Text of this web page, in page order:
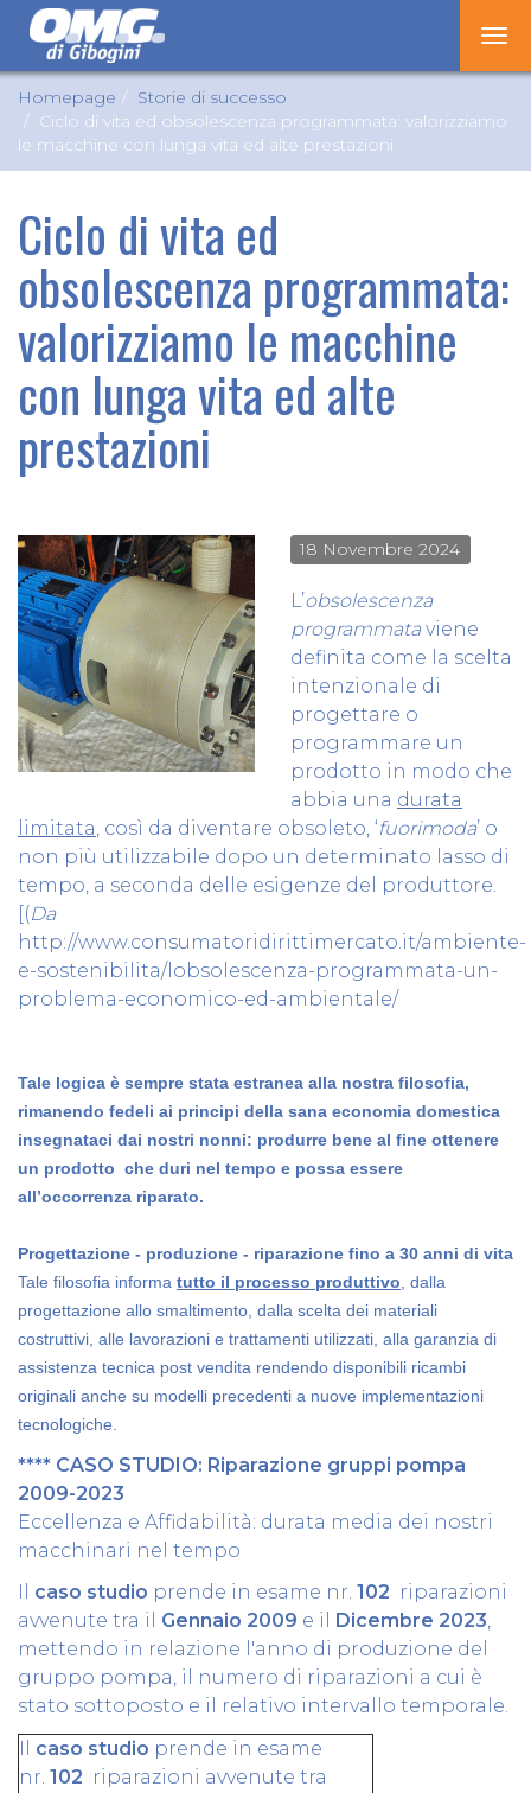
Homepage
Storie di successo
Ciclo di vita ed obsolescenza programmata: valorizziamo
le macchine con lunga vita ed alte prestazioni
Ciclo di vita ed
obsolescenza programmata:
valorizziamo le macchine
con lunga vita ed alte
prestazioni
18 Novembre 2024
L’obsolescenza
programmataviene
definita come la scelta
intenzionale di
progettare o
programmare un
prodotto in modo che
abbia una durata
limitata, così da diventare obsoleto, ‘fuorimoda’ o
non più utilizzabile dopo un determinato lasso di
tempo, a seconda delle esigenze del produttore.
[(Da
http://www.consumatoridirittimercato.it/ambiente-
e-sostenibilita/lobsolescenza-programmata-un-
problema-economico-ed-ambientale/
Tale logica è sempre stata estranea alla nostra filosofia,
rimanendo fedeli ai principi della sana economia domestica
insegnataci dai nostri nonni: produrre bene al fine ottenere
un prodotto che duri nel tempo e possa essere
all’occorrenza riparato.
Progettazione - produzione - riparazione fino a 30 anni di vita
Tale filosofia informa tutto il processo produttivo , dalla
progettazione allo smaltimento, dalla scelta dei materiali
costruttivi, alle lavorazioni e trattamenti utilizzati, alla garanzia di
assistenza tecnica post vendita rendendo disponibili ricambi
originali anche su modelli precedenti a nuove implementazioni
tecnologiche.
**** CASO STUDIO: Riparazione gruppi pompa
2009-2023
Eccellenza e Affidabilità: durata media dei nostri
macchinari nel tempo
Il caso studio prende in esame nr. 102 riparazioni
avvenute tra il Gennaio 2009 e il Dicembre 2023,
mettendo in relazione l'anno di produzione del
gruppo pompa, il numero di riparazioni a cui è
stato sottoposto e il relativo intervallo temporale.
Il caso studio prende in esame
nr. 102 riparazioni avvenute tra